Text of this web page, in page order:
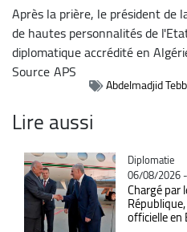
Après la prière, le président de
de hautes personnalités de
diplomatique accrédité en
SourceAPS
Abdelmadjid
Lire aussi
Catégorie
Diplomatie
06/08/2026
Chargé par
officielle